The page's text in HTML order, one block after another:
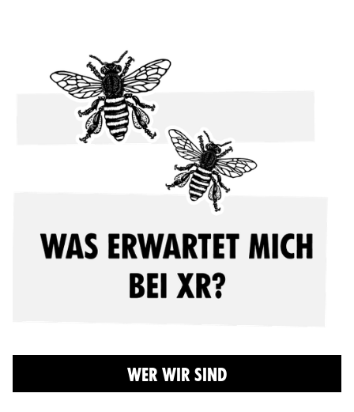
WER WIR SIND